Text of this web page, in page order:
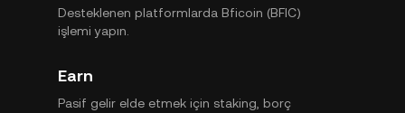
Desteklenen platformlarda Bficoin (BFIC)
işlemi yapın.
Earn
Pasif gelir elde etmek için staking, borç